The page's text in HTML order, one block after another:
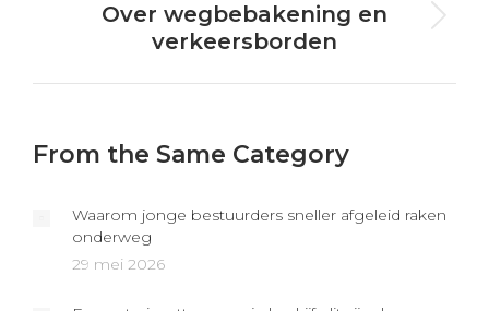
Next
post:
Over wegbebakening en
verkeersborden
From the Same Category
Waarom jonge bestuurders sneller afgeleid raken
onderweg
29 mei 2026